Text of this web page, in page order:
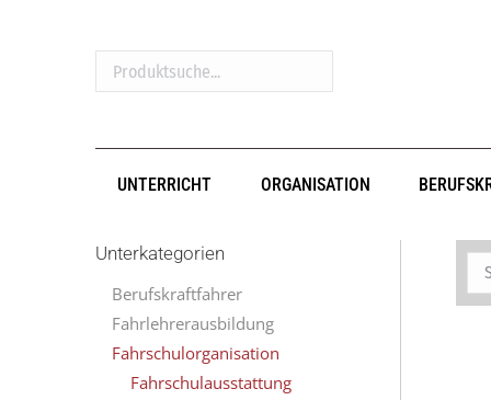
Produktsuche...
UNTERRICHT ORGANISATION
Unterkategorien
Berufskraftfahrer
Fahrlehrerausbildung
Fahrschulorganisation
Fahrschulausstattung